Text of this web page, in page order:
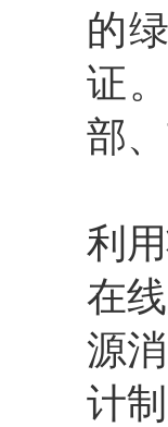
的
证
部
（
利
在
源
计